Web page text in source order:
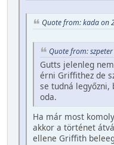
Quote from: kada on
Quote from:
Gutts jelenleg
érni Griffithez de
se tudná legyőzni,
oda.
Ha már most
akkor a történet
ellene Griffith